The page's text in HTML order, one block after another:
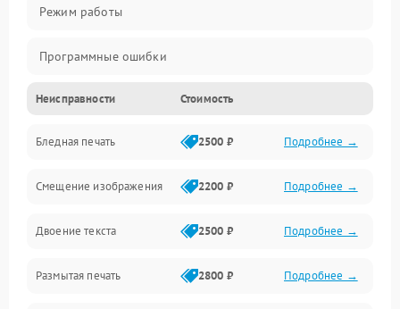
Режим работы
Программные ошибки
Картриджи и расходники
Сканер и копирование
Механика и узлы
Программные сбои
Подключение и интерфейсы
Неисправности Стоимость
Бледная печать 2500 ₽ Подробнее →
Смещение изображения 2200 ₽ Подробнее →
Двоение текста 2500 ₽ Подробнее →
Размытая печать 2800 ₽ Подробнее →